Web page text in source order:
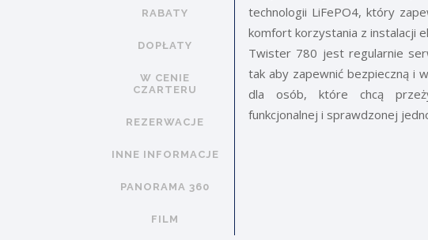
RABATY
DOPŁATY
W CENIE
CZARTERU
REZERWACJE
INNE INFORMACJE
PANORAMA 360
FILM
technologii LiFePO4, który
komfort korzystania z instalacji
Twister 780 jest regularnie
tak aby zapewnić bezpieczną i
dla osób, które chcą
funkcjonalnej i sprawdzonej